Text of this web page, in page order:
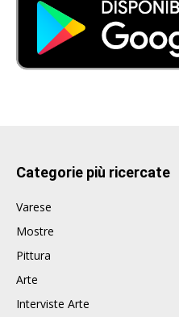
Categorie più ricercate
Varese
Mostre
Pittura
Arte
Interviste Arte